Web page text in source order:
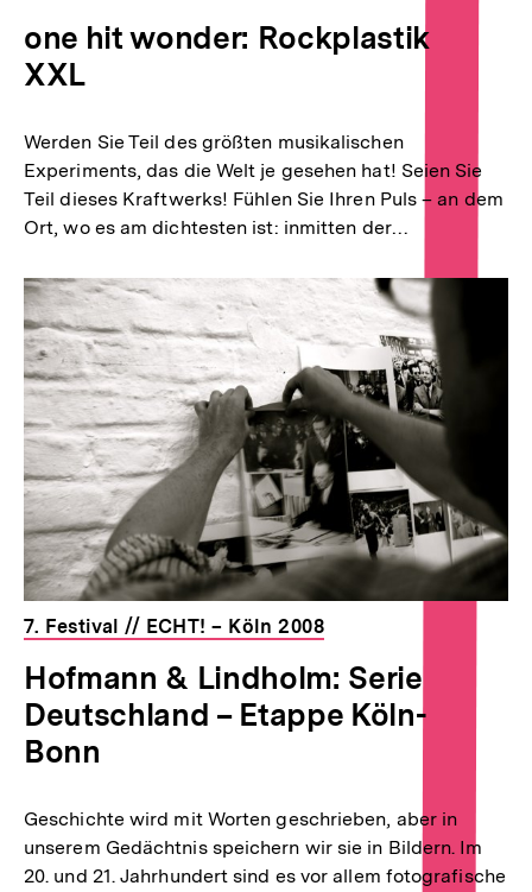
one hit wonder: Rockplastik
XXL
Werden Sie Teil des größten musikalischen
Experiments, das die Welt je gesehen hat! Seien Sie
Teil dieses Kraftwerks! Fühlen Sie Ihren Puls – an dem
Ort, wo es am dichtesten ist: inmitten der…
7. Festival // ECHT! – Köln 2008
Hofmann & Lindholm: Serie
Deutschland – Etappe Köln-
Bonn
Geschichte wird mit Worten geschrieben, aber in
unserem Gedächtnis speichern wir sie in Bildern. Im
20. und 21. Jahrhundert sind es vor allem fotografische